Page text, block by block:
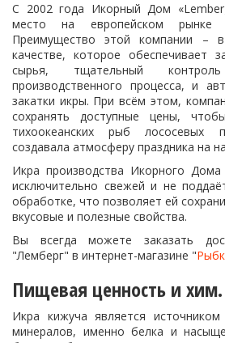
C 2002 года Икорный Дом
место на европейском рынке
Преимущество этой компании –
качестве, которое обеспечивает
сырья, тщательный
производственного процесса, и
закатки икры. При всём этом,
сохранять доступные цены,
тихоокеанских рыб лососевых
создавала атмосферу праздника на
Икра производства Икорного Дома
исключительно свежей и не
обработке, что позволяет ей
вкусовые и полезные свойства.
Вы всегда можете заказать
"Лемберг" в интернет-магазине "
Пищевая ценность и хим.
Икра кижуча является
минералов, именно белка и